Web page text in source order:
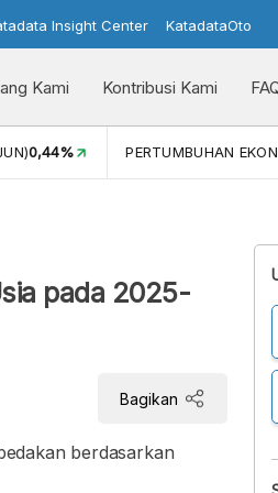
Insight Center KatadataOto
Kami Kontribusi Kami
0,44% PERTUMBUHAN
pada 2025-
Bagikan
berdasarkan